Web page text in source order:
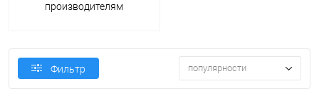
производителям
Фильтр популярности